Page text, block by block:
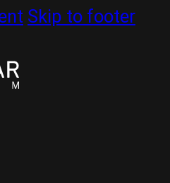
Skip to footer